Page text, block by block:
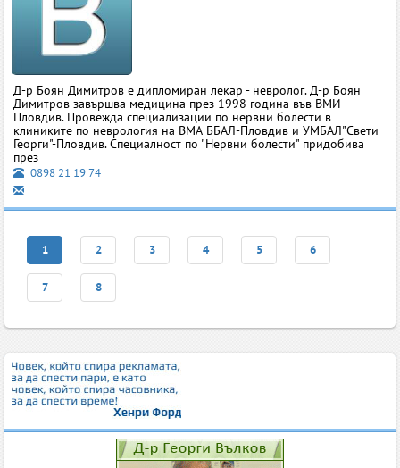
Д-р Боян Димитров e дипломиран лекар - невролог. Д-р Боян
Димитров завършва медицина през 1998 година във ВМИ
Пловдив. Провежда специализации по нервни болести в
клиниките по неврология на ВМА ББАЛ-Пловдив и УМБАЛ"Свети
Георги"-Пловдив. Специалност по "Нервни болести" придобива
през
0898 21 19 74
1 2 3 4 5 6
7 8